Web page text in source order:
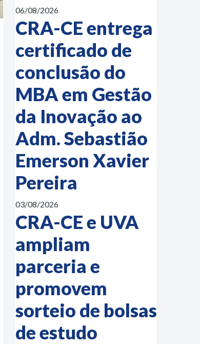
06/08/2026
CRA-CE entrega
certificado de
conclusão do
MBA em Gestão
da Inovação ao
Adm. Sebastião
Emerson Xavier
Pereira
03/08/2026
CRA-CE e UVA
ampliam
parceria e
promovem
sorteio de bolsas
de estudo